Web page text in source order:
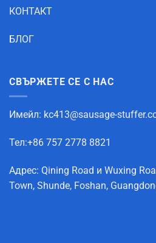
КОНТАКТ
БЛОГ
СВЪРЖЕТЕ СЕ С НАС
Имейл: kc413@sausage-
Тел:+86 757 2778 8821
Адрес: Qining Road и Wuxing
Town, Shunde, Foshan,